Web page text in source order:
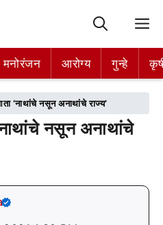
मनोरंजन आरोग्य गुन्हे
मनोरंजन आरोग्य गुन्हे
‘नाथांचे नसून अनाथांचे राज्य’
नसून अनाथांचे